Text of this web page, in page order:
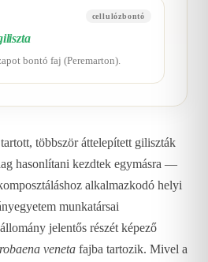
cellulózbontó
bontó faj (Peremarton).
többször áttelepített giliszták
hasonlítani kezdtek egymásra —
alkalmazkodó helyi
munkatársai
jelentős részét képező
veneta fajba tartozik. Mivel a